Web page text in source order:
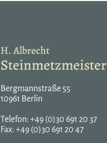
H. Albrecht
Steinmetzmeister
Bergmannstraße 55
10961 Berlin
Telefon: +49 (0)30 691 20 37
Fax: +49 (0)30 691 20 47